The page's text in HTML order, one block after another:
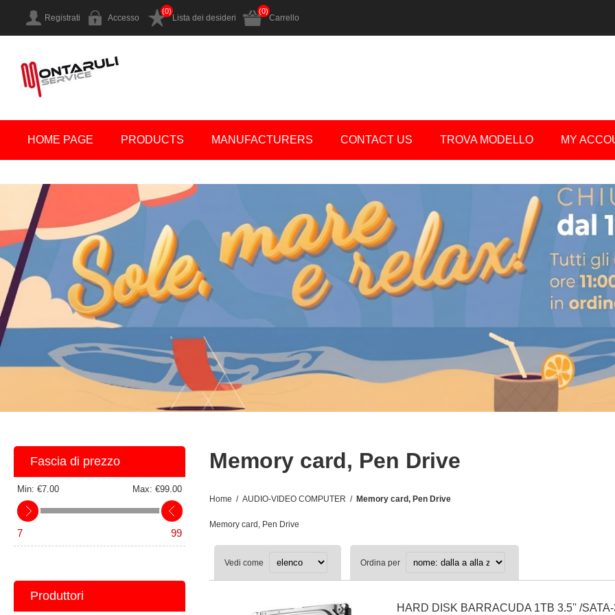
Registrati Accesso Lista dei desideri
(0)
Carrello
(0)
HOME PAGE PRODUCTS MANUFACTURERS CONTACT US TROVA MODELLO MY
Memory card, Pen Drive
Home / AUDIO-VIDEO COMPUTER / Memory card, Pen Drive
Memory card, Pen Drive
Vedi come Ordina per
HARD DISK BARRACUDA 1TB 3.5'' /
Fascia di prezzo
Min: €7.00 Max: €99.00
7 99
Produttori